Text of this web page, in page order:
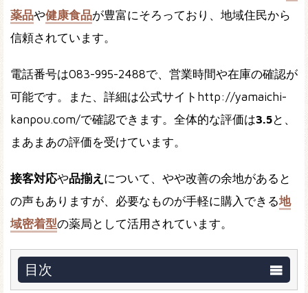
薬品や健康食品が豊富にそろっており、地域住民から
信頼されています。
電話番号は083-995-2488で、営業時間や在庫の確認が
可能です。また、詳細は公式サイトhttp://yamaichi-
kanpou.com/で確認できます。全体的な評価は3.5と、
まあまあの評価を受けています。
接客対応や品揃え について、やや改善の余地があると
の声もありますが、必要なものが手軽に購入できる地
域密着型の薬局として活用されています。
目次